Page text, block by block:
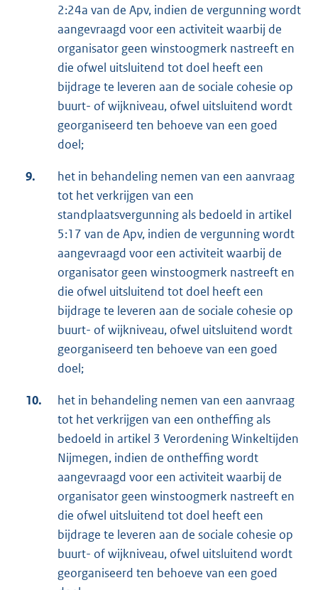
2:24a van de Apv, indien de vergunning wordt
aangevraagd voor een activiteit waarbij de
organisator geen winstoogmerk nastreeft en
die ofwel uitsluitend tot doel heeft een
bijdrage te leveren aan de sociale cohesie op
buurt- of wijkniveau, ofwel uitsluitend wordt
georganiseerd ten behoeve van een goed
doel;
9.
het in behandeling nemen van een aanvraag
tot het verkrijgen van een
standplaatsvergunning als bedoeld in artikel
5:17 van de Apv, indien de vergunning wordt
aangevraagd voor een activiteit waarbij de
organisator geen winstoogmerk nastreeft en
die ofwel uitsluitend tot doel heeft een
bijdrage te leveren aan de sociale cohesie op
buurt- of wijkniveau, ofwel uitsluitend wordt
georganiseerd ten behoeve van een goed
doel;
10.
het in behandeling nemen van een aanvraag
tot het verkrijgen van een ontheffing als
bedoeld in artikel 3 Verordening Winkeltijden
Nijmegen, indien de ontheffing wordt
aangevraagd voor een activiteit waarbij de
organisator geen winstoogmerk nastreeft en
die ofwel uitsluitend tot doel heeft een
bijdrage te leveren aan de sociale cohesie op
buurt- of wijkniveau, ofwel uitsluitend wordt
georganiseerd ten behoeve van een goed